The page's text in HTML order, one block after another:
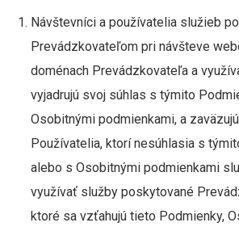
Návštevníci a používatelia služieb
Prevádzkovateľom pri návšteve
doménach Prevádzkovateľa a
vyjadrujú svoj súhlas s týmito
Osobitnými podmienkami, a
Používatelia, ktorí nesúhlasia s
alebo s Osobitnými podmienkami
využívať služby poskytované
ktoré sa vzťahujú tieto Podmienky,